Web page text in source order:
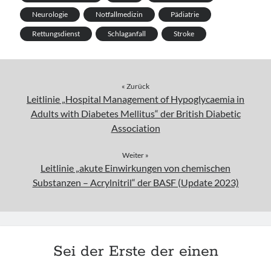
Neurologie Notfallmedizin Pädiatrie
Rettungsdienst Schlaganfall Stroke
« Zurück
Leitlinie „Hospital Management of Hypoglycaemia in
Adults with Diabetes Mellitus“ der British Diabetic
Association
Weiter »
Leitlinie „akute Einwirkungen von chemischen
Substanzen – Acrylnitril“ der BASF (Update 2023)
Sei der Erste der einen